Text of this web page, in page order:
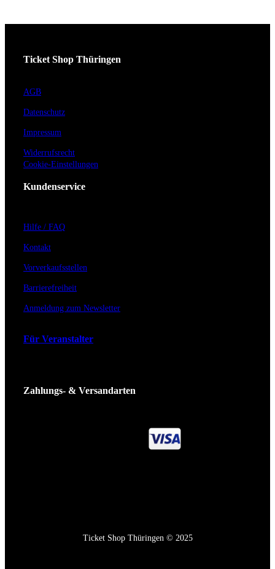
Ticket Shop Thüringen
AGB
Datenschutz
Impressum
Widerrufsrecht
Cookie-Einstellungen
Kundenservice
Hilfe / FAQ
Kontakt
Vorverkaufsstellen
Barrierefreiheit
Anmeldung zum Newsletter
Für Veranstalter
Zahlungs- & Versandarten
Ticket Shop Thüringen © 2025